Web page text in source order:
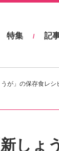
特集 / 記
が」の保存食レシ
しょ